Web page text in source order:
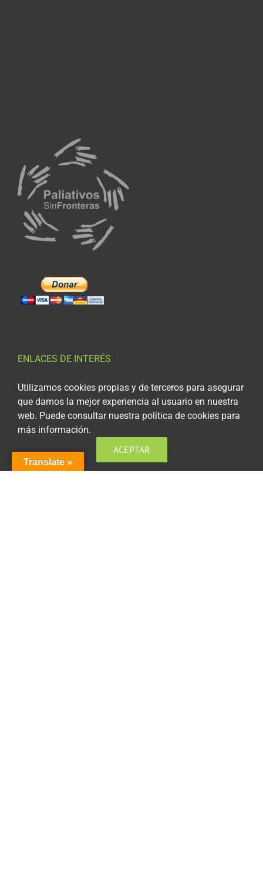
ENLACES DE INTERÉS
Aviso Legal
Política de privacidad
Política de privacidad Redes Sociales
Política de cookies
Translate »
Utilizamos cookies propias y de terceros para asegurar
que damos la mejor experiencia al usuario en nuestra
web. Puede consultar nuestra política de cookies para
más información.
ACEPTAR